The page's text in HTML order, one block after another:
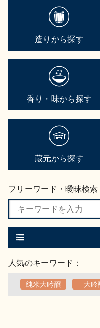
造りから探す
香り・味から探す
蔵元から探す
フリーワード・曖昧検索
人気のキーワード：
純米大吟醸 大吟